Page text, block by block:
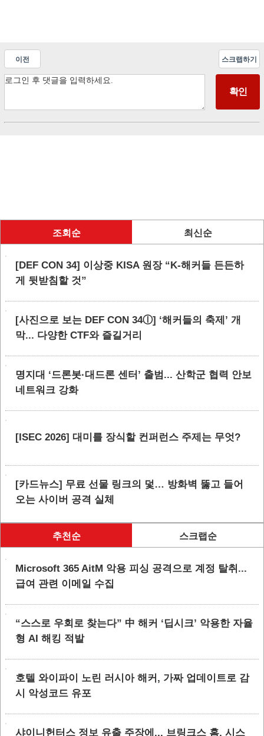
이전 스크랩하기
조회순 최신순
[DEF CON 34] 이상중 KISA 원장 “K-해커들 든든하
게 뒷받침할 것”
[사진으로 보는 DEF CON 34ⓛ] ‘해커들의 축제’ 개
막... 다양한 CTF와 즐길거리
명지대 ‘드론봇·대드론 센터’ 출범... 산학군 협력 안보
네트워크 강화
[ISEC 2026] 대미를 장식할 컨퍼런스 주제는 무엇?
[카드뉴스] 무료 선물 링크의 덫… 방화벽 뚫고 들어
오는 사이버 공격 실체
추천순 스크랩순
Microsoft 365 AitM 악용 피싱 공격으로 계정 탈취...
급여 관련 이메일 수집
“스스로 우회로 찾는다” 中 해커 ‘딥시크’ 악용한 자율
형 AI 해킹 적발
호텔 와이파이 노린 러시아 해커, 가짜 업데이트로 감
시 악성코드 유포
샤이니헌터스 정보 유출 주장에... 브링크스 홈, 시스